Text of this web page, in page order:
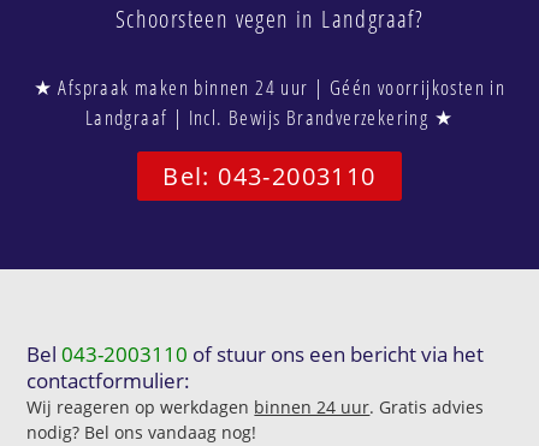
Schoorsteen vegen in Landgraaf?
★ Afspraak maken binnen 24 uur | Géén voorrijkosten in
Landgraaf | Incl. Bewijs Brandverzekering ★
Bel: 043-2003110
Bel043-2003110 of stuur ons een bericht via het
contactformulier:
Wij reageren op werkdagen binnen 24 uur. Gratis advies
nodig? Bel ons vandaag nog!